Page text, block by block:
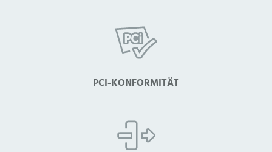
PCI-KONFORMITÄT